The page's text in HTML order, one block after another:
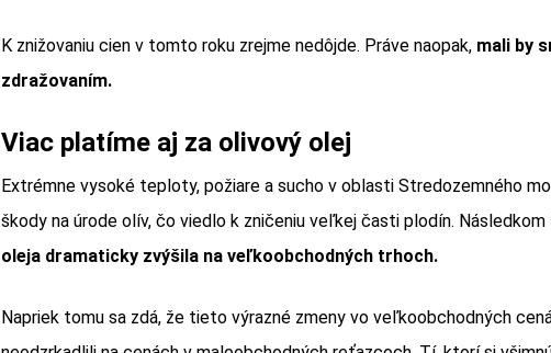
K znižovaniu cien v tomto roku zrejme nedôjde. Práve naopak, mali by
zdražovaním.
Viac platíme aj za olivový olej
Extrémne vysoké teploty, požiare a sucho v oblasti Stredozemného
škody na úrode olív, čo viedlo k zničeniu veľkej časti plodín.
oleja dramaticky zvýšila na veľkoobchodných trhoch.
Napriek tomu sa zdá, že tieto výrazné zmeny vo veľkoobchodných